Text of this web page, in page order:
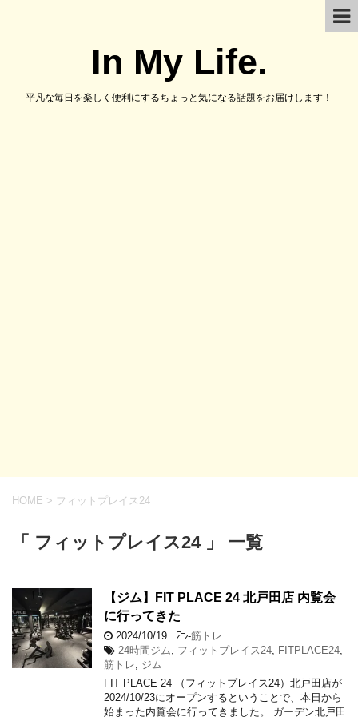
In My Life.
平凡な毎日を楽しく便利にするちょっと気になる話題をお届けします！
HOME > フィットプレイス24
「 フィットプレイス24 」 一覧
【ジム】FIT PLACE 24 北戸田店 内覧会
に行ってきた
2024/10/19 -筋トレ
24時間ジム
フィットプレイス24 FITPLACE24
筋トレ
ジム
FIT PLACE 24 （フィットプレイス24）北戸田店が
2024/10/23にオープンするということで、本日から
始まった内覧会に行ってきました。 ガーデン北戸田